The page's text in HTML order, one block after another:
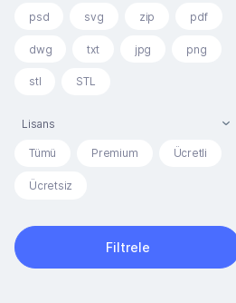
psd svg zip pdf
dwg txt jpg png
stl STL
Lisans
Tümü Premium Ücretli
Ücretsiz
Filtrele